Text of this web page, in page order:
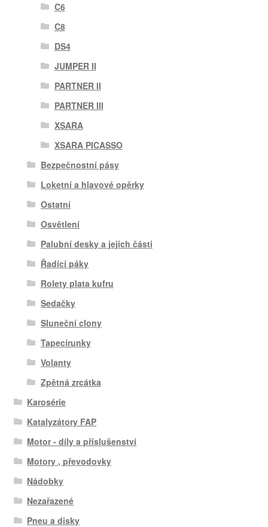
C6
C8
DS4
JUMPER II
PARTNER II
PARTNER III
XSARA
XSARA PICASSO
Bezpečnostní pásy
Loketní a hlavové opěrky
Ostatní
Osvětlení
Palubní desky a jejich části
Řadící páky
Rolety plata kufru
Sedačky
Sluneční clony
Tapecírunky
Volanty
Zpětná zrcátka
Karosérie
Katalyzátory FAP
Motor - díly a příslušenství
Motory , převodovky
Nádobky
Nezařazené
Pneu a disky